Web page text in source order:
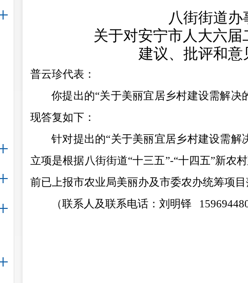
八街街道办
关于对安宁市人大六届
建议、批评和意
普云珍代表：
你提出的“关于美丽宜居乡村建设需解决
现答复如下：
针对提出的“关于美丽宜居乡村建设需解
立项是根据八街街道“十三五”-“十四五”新农
前已上报市农业局美丽办及市委农办统筹项目
（联系人及联系电话： 刘明铎